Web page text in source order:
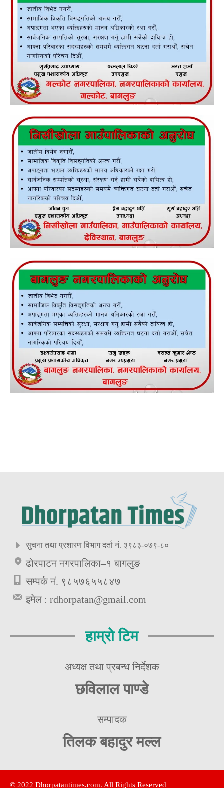
सुचना तथा प्रशारण विभाग दर्ता नं. ३९८३-०७९-८०
ढोरपाटन नगरपालिका–१ बागलुङ
सम्पर्क नं. ९८५७६५५८४७
इमेल : rdhorpatan@gmail.com
हाम्रो टिम
अध्यक्ष तथा प्रबन्ध निर्देशक
छविलाल पाण्डे
सम्पादक
तिलक बहादुर मल्ल
© 2022 Dhorpatantimes.com. All Rights Reserved